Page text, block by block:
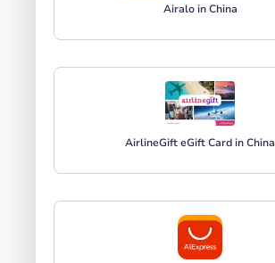
Airalo in China
AirlineGift eGift Card in China